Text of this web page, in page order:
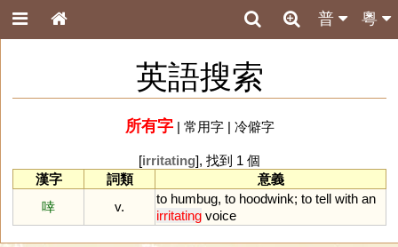
粵
普
英語搜索
所有字| 常用字| 冷僻字
[irritating], 找到 1 個
漢字
詞類
意義
啈
v.
to humbug, to hoodwink; to tell with an
irritating voice